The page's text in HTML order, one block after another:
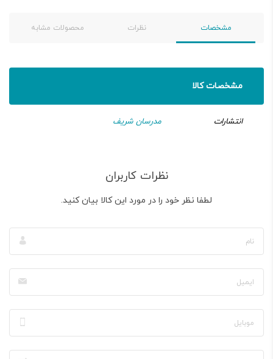
مشخصات نظرات محصولات مشابه
مشخصات کالا
انتشارات مدرسان شریف
نظرات کاربران
لطفا نظر خود را در مورد این کالا بیان کنید.